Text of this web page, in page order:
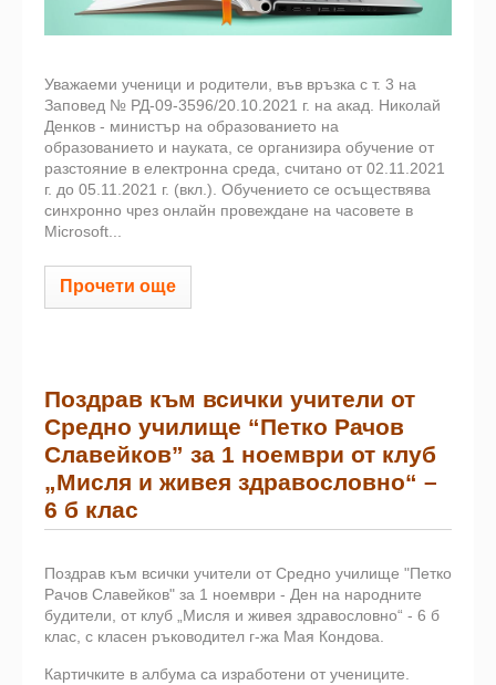
Уважаеми ученици и родители, във връзка с т. 3 на
Заповед № РД-09-3596/20.10.2021 г. на акад. Николай
Денков - министър на образованието на
образованието и науката, се организира обучение от
разстояние в електронна среда, считано от 02.11.2021
г. до 05.11.2021 г. (вкл.). Обучението се осъществява
синхронно чрез онлайн провеждане на часовете в
Microsoft...
Прочети още
Поздрав към всички учители от
Средно училище “Петко Рачов
Славейков” за 1 ноември от клуб
„Мисля и живея здравословно“ –
6 б клас
Поздрав към всички учители от Средно училище "Петко
Рачов Славейков" за 1 ноември - Ден на народните
будители, от клуб „Мисля и живея здравословно“ - 6 б
клас, с класен ръководител г-жа Мая Кондова.
Картичките в албума са изработени от учениците.